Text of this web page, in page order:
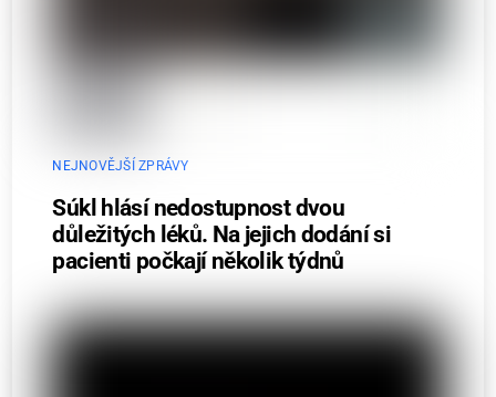
NEJNOVĚJŠÍ ZPRÁVY
Súkl hlásí nedostupnost dvou
důležitých léků. Na jejich dodání si
pacienti počkají několik týdnů